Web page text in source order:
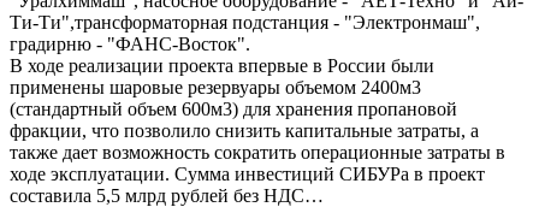
Ти-Ти",трансформаторная подстанция - "Электронмаш",
градирню - "ФАНС-Восток".
В ходе реализации проекта впервые в России были
применены шаровые резервуары объемом 2400м3
(стандартный объем 600м3) для хранения пропановой
фракции, что позволило снизить капитальные затраты, а
также дает возможность сократить операционные затраты в
ходе эксплуатации. Сумма инвестиций СИБУРа в проект
составила 5,5 млрд рублей без НДС…